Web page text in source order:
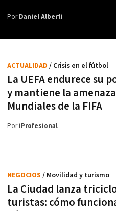
PorDaniel Alberti
La UEFA endurece su
y mantiene la
Mundiales de la FIFA
ACTUALIDAD / Crisis en el fútbol
PoriProfesional
La Ciudad lanza
turistas: cómo
NEGOCIOS / Movilidad y turismo